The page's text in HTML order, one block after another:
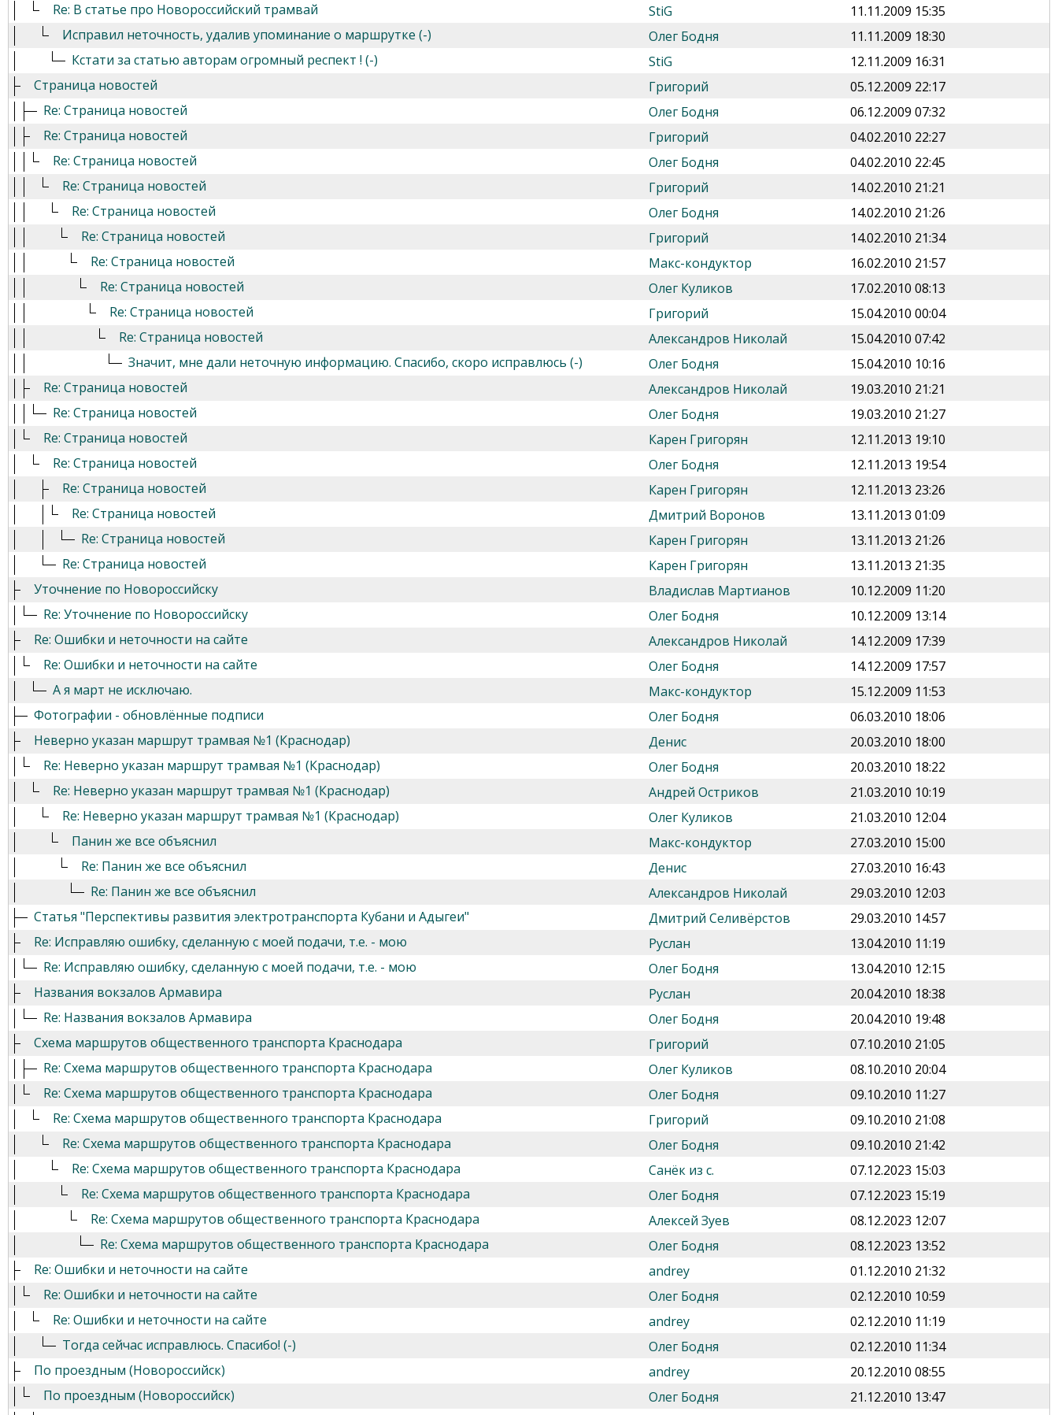
Re: В статье про Новороссийский трамвай
StiG
11.11.2009 15:35
Исправил неточность, удалив упоминание о маршрутке (-)
Олег Бодня
11.11.2009 18:30
Кстати за статью авторам огромный респект ! (-)
StiG
12.11.2009 16:31
Страница новостей
Григорий
05.12.2009 22:17
Re: Страница новостей
Олег Бодня
06.12.2009 07:32
Re: Страница новостей
Григорий
04.02.2010 22:27
Re: Страница новостей
Олег Бодня
04.02.2010 22:45
Re: Страница новостей
Григорий
14.02.2010 21:21
Re: Страница новостей
Олег Бодня
14.02.2010 21:26
Re: Страница новостей
Григорий
14.02.2010 21:34
Re: Страница новостей
Макс-кондуктор
16.02.2010 21:57
Re: Страница новостей
Олег Куликов
17.02.2010 08:13
Re: Страница новостей
Григорий
15.04.2010 00:04
Re: Страница новостей
Александров Николай
15.04.2010 07:42
Значит, мне дали неточную информацию. Спасибо, скоро исправлюсь (-)
Олег Бодня
15.04.2010 10:16
Re: Страница новостей
Александров Николай
19.03.2010 21:21
Re: Страница новостей
Олег Бодня
19.03.2010 21:27
Re: Страница новостей
Карен Григорян
12.11.2013 19:10
Re: Страница новостей
Олег Бодня
12.11.2013 19:54
Re: Страница новостей
Карен Григорян
12.11.2013 23:26
Re: Страница новостей
Дмитрий Воронов
13.11.2013 01:09
Re: Страница новостей
Карен Григорян
13.11.2013 21:26
Re: Страница новостей
Карен Григорян
13.11.2013 21:35
Уточнение по Новороссийску
Владислав Мартианов
10.12.2009 11:20
Re: Уточнение по Новороссийску
Олег Бодня
10.12.2009 13:14
Re: Ошибки и неточности на сайте
Александров Николай
14.12.2009 17:39
Re: Ошибки и неточности на сайте
Олег Бодня
14.12.2009 17:57
А я март не исключаю.
Макс-кондуктор
15.12.2009 11:53
Фотографии - обновлённые подписи
Олег Бодня
06.03.2010 18:06
Неверно указан маршрут трамвая №1 (Краснодар)
Денис
20.03.2010 18:00
Re: Неверно указан маршрут трамвая №1 (Краснодар)
Олег Бодня
20.03.2010 18:22
Re: Неверно указан маршрут трамвая №1 (Краснодар)
Андрей Остриков
21.03.2010 10:19
Re: Неверно указан маршрут трамвая №1 (Краснодар)
Олег Куликов
21.03.2010 12:04
Панин же все объяснил
Макс-кондуктор
27.03.2010 15:00
Re: Панин же все объяснил
Денис
27.03.2010 16:43
Re: Панин же все объяснил
Александров Николай
29.03.2010 12:03
Статья "Перспективы развития электротранспорта Кубани и Адыгеи"
Дмитрий Селивёрстов
29.03.2010 14:57
Re: Исправляю ошибку, сделанную с моей подачи, т.е. - мою
Руслан
13.04.2010 11:19
Re: Исправляю ошибку, сделанную с моей подачи, т.е. - мою
Олег Бодня
13.04.2010 12:15
Названия вокзалов Армавира
Руслан
20.04.2010 18:38
Re: Названия вокзалов Армавира
Олег Бодня
20.04.2010 19:48
Схема маршрутов общественного транспорта Краснодара
Григорий
07.10.2010 21:05
Re: Схема маршрутов общественного транспорта Краснодара
Олег Куликов
08.10.2010 20:04
Re: Схема маршрутов общественного транспорта Краснодара
Олег Бодня
09.10.2010 11:27
Re: Схема маршрутов общественного транспорта Краснодара
Григорий
09.10.2010 21:08
Re: Схема маршрутов общественного транспорта Краснодара
Олег Бодня
09.10.2010 21:42
Re: Схема маршрутов общественного транспорта Краснодара
Санёк из с.
07.12.2023 15:03
Re: Схема маршрутов общественного транспорта Краснодара
Олег Бодня
07.12.2023 15:19
Re: Схема маршрутов общественного транспорта Краснодара
Алексей Зуев
08.12.2023 12:07
Re: Схема маршрутов общественного транспорта Краснодара
Олег Бодня
08.12.2023 13:52
Re: Ошибки и неточности на сайте
andrey
01.12.2010 21:32
Re: Ошибки и неточности на сайте
Олег Бодня
02.12.2010 10:59
Re: Ошибки и неточности на сайте
andrey
02.12.2010 11:19
Тогда сейчас исправлюсь. Спасибо! (-)
Олег Бодня
02.12.2010 11:34
По проездным (Новороссийск)
andrey
20.12.2010 08:55
По проездным (Новороссийск)
Олег Бодня
21.12.2010 13:47